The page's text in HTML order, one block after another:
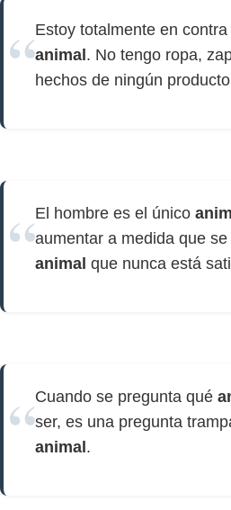
Estoy totalmente en
animal . No tengo ropa,
hechos de ningún producto
El hombre es el único
aumentar a medida que
animal que nunca está
Cuando se pregunta qué
ser, es una pregunta
animal .